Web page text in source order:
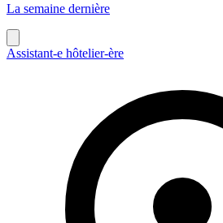
La semaine dernière
Assistant-e hôtelier-ère